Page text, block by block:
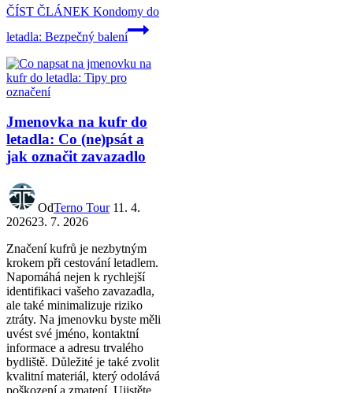
ČÍST ČLÁNEK Kondomy do
letadla: Bezpečný balení
Jmenovka na kufr do
letadla: Co (ne)psát a
jak označit zavazadlo
OdTerno Tour 11. 4.
202623. 7. 2026
Značení kufrů je nezbytným
krokem při cestování letadlem.
Napomáhá nejen k rychlejší
identifikaci vašeho zavazadla,
ale také minimalizuje riziko
ztráty. Na jmenovku byste měli
uvést své jméno, kontaktní
informace a adresu trvalého
bydliště. Důležité je také zvolit
kvalitní materiál, který odolává
poškození a zmatení. Ujistěte